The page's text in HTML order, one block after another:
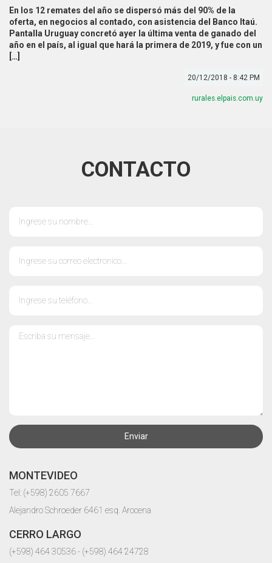
En los 12 remates del año se dispersó más del 90% de la
oferta, en negocios al contado, con asistencia del Banco Itaú.
Pantalla Uruguay concretó ayer la última venta de ganado del
año en el país, al igual que hará la primera de 2019, y fue con un
[…]
20/12/2018 - 8:42 PM
rurales.elpais.com.uy
CONTACTO
Enviar
MONTEVIDEO
Tel: (+598) 2605 7667
Alejandro Schroeder 6461 esq. Arocena
CERRO LARGO
(+598) 464 30536 - (+598) 464 24728